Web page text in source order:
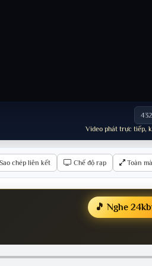
Video phát trực tiếp,
Sao chép liên kết Chế độ rạp Toàn
🎵 Nghe